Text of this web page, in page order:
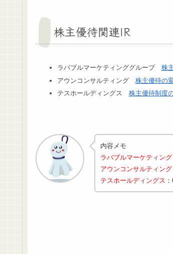
株主優待関連IR
ラバブルマーケティンググループ 株
アウンコンサルティング 株主優待の
テスホールディングス 株主優待制度
内容メモ
ラバブルマーケティング
アウンコンサルティング
テスホールディングス